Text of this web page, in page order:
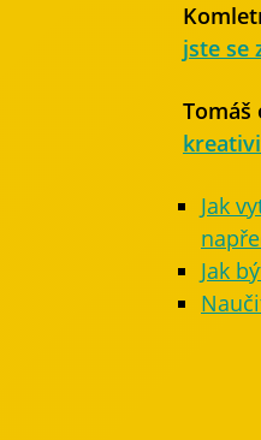
jste se
Jak
Jak